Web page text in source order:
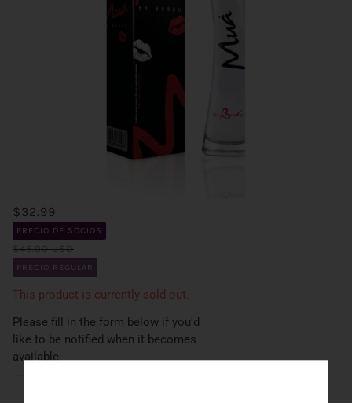
$32.99
PRECIO DE SOCIOS
$45.00 USD
PRECIO REGULAR
This product is currently sold out.
Please fill in the form below if you'd
like to be notified when it becomes
available.